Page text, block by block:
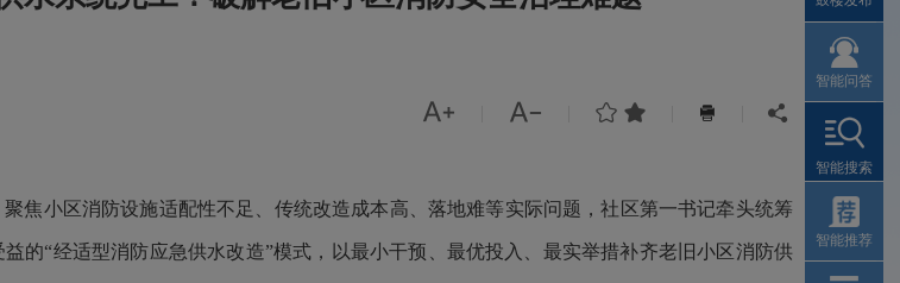
     
小区消防设施适配性不足、传统改造成本高、落地难等实际问题，社区第一书记牵头统筹
的“经适型消防应急供水改造”模式，以最小干预、最优投入、最实举措补齐老旧小区消防供
智能问答
智能搜索
智能推荐